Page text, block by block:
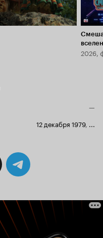
2026,
—
12 декабря 1979, ...